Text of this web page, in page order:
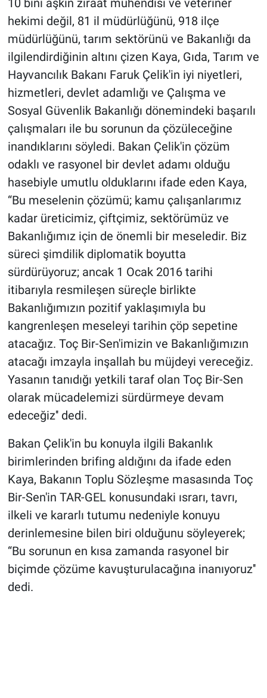
10 bini aşkın ziraat mühendisi ve veteriner
hekimi değil, 81 il müdürlüğünü, 918 ilçe
müdürlüğünü, tarım sektörünü ve Bakanlığı da
ilgilendirdiğinin altını çizen Kaya, Gıda, Tarım ve
Hayvancılık Bakanı Faruk Çelik'in iyi niyetleri,
hizmetleri, devlet adamlığı ve Çalışma ve
Sosyal Güvenlik Bakanlığı dönemindeki başarılı
çalışmaları ile bu sorunun da çözüleceğine
inandıklarını söyledi. Bakan Çelik'in çözüm
odaklı ve rasyonel bir devlet adamı olduğu
hasebiyle umutlu olduklarını ifade eden Kaya,
“Bu meselenin çözümü; kamu çalışanlarımız
kadar üreticimiz, çiftçimiz, sektörümüz ve
Bakanlığımız için de önemli bir meseledir. Biz
süreci şimdilik diplomatik boyutta
sürdürüyoruz; ancak 1 Ocak 2016 tarihi
itibarıyla resmileşen süreçle birlikte
Bakanlığımızın pozitif yaklaşımıyla bu
kangrenleşen meseleyi tarihin çöp sepetine
atacağız. Toç Bir-Sen'imizin ve Bakanlığımızın
atacağı imzayla inşallah bu müjdeyi vereceğiz.
Yasanın tanıdığı yetkili taraf olan Toç Bir-Sen
olarak mücadelemizi sürdürmeye devam
edeceğiz'' dedi.
Bakan Çelik'in bu konuyla ilgili Bakanlık
birimlerinden brifing aldığını da ifade eden
Kaya, Bakanın Toplu Sözleşme masasında Toç
Bir-Sen'in TAR-GEL konusundaki ısrarı, tavrı,
ilkeli ve kararlı tutumu nedeniyle konuyu
derinlemesine bilen biri olduğunu söyleyerek;
“Bu sorunun en kısa zamanda rasyonel bir
biçimde çözüme kavuşturulacağına inanıyoruz''
dedi.